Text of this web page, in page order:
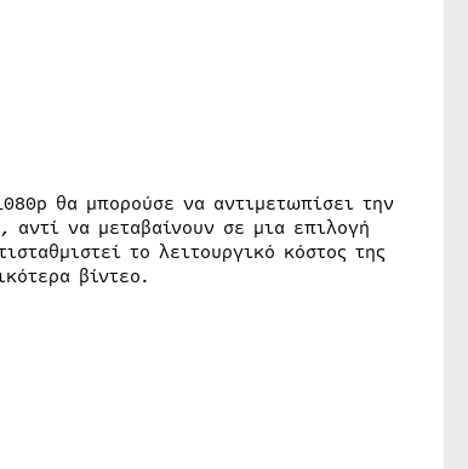
θα μπορούσε να αντιμετωπίσει την
αντί να μεταβαίνουν σε μια επιλογή
το λειτουργικό κόστος της
βίντεο.